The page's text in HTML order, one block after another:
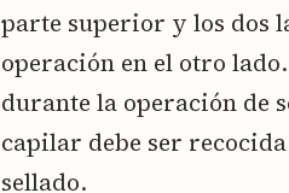
parte superior y los dos
operación en el otro
durante la operación de
capilar debe ser
sellado.